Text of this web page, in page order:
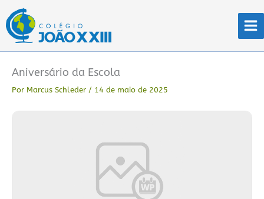
para
conteúdo
Aniversário da Escola
Por Marcus Schleder / 14 de maio de 2025